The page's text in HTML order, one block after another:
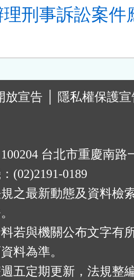
刑事訴訟案件
放宣告
隱私權保護
台北市重慶南路
(02)2191-0189
之最新動態及資料檢
若與機關公布文字有
料為準。
五定期更新，法規整